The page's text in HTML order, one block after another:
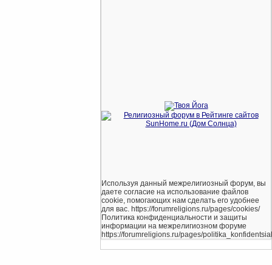
Используя данный межрелигиозный форум, вы
даете согласие на использование файлов
cookie, помогающих нам сделать его удобнее
для вас. https://forumreligions.ru/pages/cookies/
Политика конфиденциальности и защиты
информации на межрелигиозном форуме
https://forumreligions.ru/pages/